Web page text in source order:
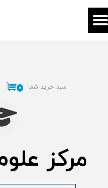
مرکز
۰ سبد خرید شما
حساب کاربری من
خروج از حساب کاربری